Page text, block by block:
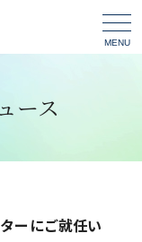
MENU
ース
ーにご就任い